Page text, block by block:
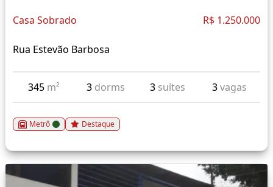
Casa Sobrado R$ 1.250.000
Rua Estevão Barbosa
345 m² 3 dorms 3 suítes 3vagas
Metrô Destaque